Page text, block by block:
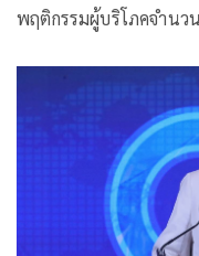
พฤติกรรมผู้บริโภคจำน